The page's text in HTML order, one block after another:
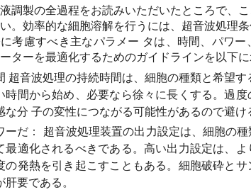
調製の全過程をお読みいただいたところで、
。効率的な細胞溶解を行うには、超音波処理
考慮すべき主なパラメー タは、時間、パワ
ターを最適化するためのガイドラインを以下に
超音波処理の持続時間は、細胞の種類と希望す
時間から始め、必要なら徐々に長くする。過
な分 子の変性につながる可能性があるので避け
ーだ： 超音波処理装置の出力設定は、細胞の
最適化されるべきである。高い出力設定は、よ
の発熱を引き起こすこともある。細胞破砕と
肝要である。